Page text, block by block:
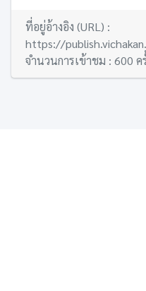
ที่อยู่อ้างอิง (URL) :
https://
จำนวนการเข้าชม : 600 ค